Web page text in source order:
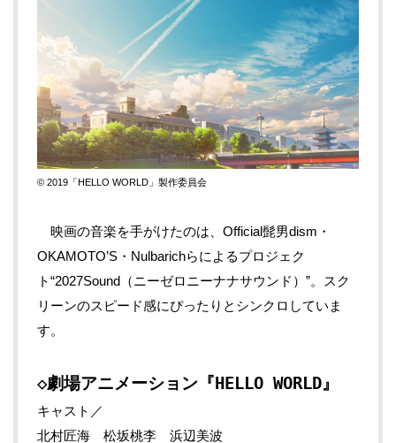
© 2019「HELLO WORLD」製作委員会
映画の音楽を手がけたのは、 Official髭男dism ・
OKAMOTO’S ・ Nulbarichらによるプロジェク
ト“2027Sound （ニーゼロニーナナサウンド） ”。スク
リーンのスピード感にぴったりとシンクロしていま
す。
◇劇場アニメーション『HELLO WORLD』
キャスト／
北村匠海 松坂桃李 浜辺美波